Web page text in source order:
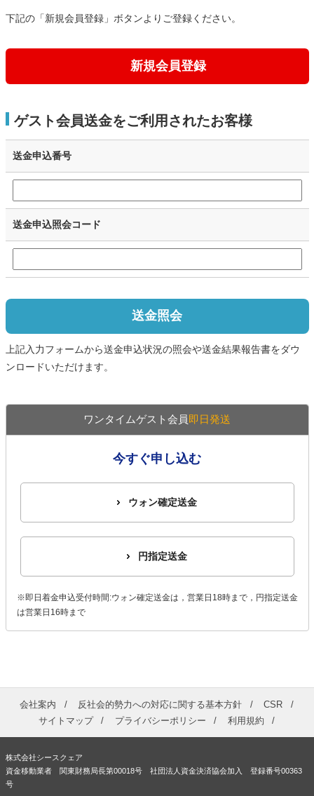
下記の「新規会員登録」ボタンよりご登録ください。
新規会員登録
ゲスト会員送金をご利用されたお客様
送金申込番号
送金申込照会コード
送金照会
上記入力フォームから送金申込状況の照会や送金結果報告書をダウ
ンロードいただけます。
ワンタイムゲスト会員即日発送
今すぐ申し込む
ウォン確定送金
円指定送金
※即日着金申込受付時間:ウォン確定送金は，営業日18時まで，円指定送金
は営業日16時まで
会社案内 反社会的勢力への対応に関する基本方針
CSR
サイトマップ
プライバシーポリシー 利用規約
株式会社シースクェア
資金移動業者 関東財務局長第00018号 社団法人資金決済協会加入 登録番号00363
号